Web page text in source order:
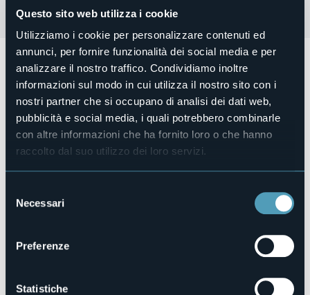
Questo sito web utilizza i cookie
Utilizziamo i cookie per personalizzare contenuti ed
annunci, per fornire funzionalità dei social media e per
analizzare il nostro traffico. Condividiamo inoltre
informazioni sul modo in cui utilizza il nostro sito con i
nostri partner che si occupano di analisi dei dati web,
pubblicità e social media, i quali potrebbero combinarle
con altre informazioni che ha fornito loro o che hanno
raccolto dal suo utilizzo dei loro servizi.
delNecessari
Preferenze
Statistiche
Estate Pellese 2025
Concerti, Mostre d'arte, mercatini e molto altro ancora!
Per tutti gli aggiornamenti IG @COMUNE_DI_PELLA
Organizzatore
Comune di Pella
Luogo dell'evento
vedi locandina
+39 0322 918004 Municipio
IDNews=351255